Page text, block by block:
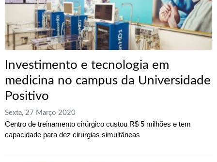
Investimento e tecnologia em
medicina no campus da Universidade
Positivo
Sexta, 27 Março 2020
Centro de treinamento cirúrgico custou R$ 5 milhões e tem
capacidade para dez cirurgias simultâneas